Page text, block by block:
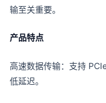
输至关重要。
产品特点
高速数据传输：支持
低延迟。